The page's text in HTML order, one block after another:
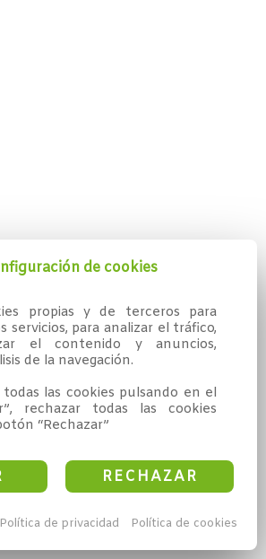
de cookies
propias y de terceros para
servicios, para analizar el tráfico,
el contenido y anuncios,
de la navegación.
las cookies pulsando en el
rechazar todas las cookies
“Rechazar”
RECHAZAR
Política de privacidad Política de cookies